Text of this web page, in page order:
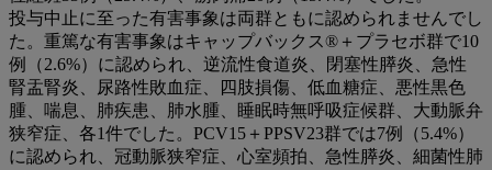
投与中止に至った有害事象は両群ともに認められませんでし
た。重篤な有害事象はキャップバックス®＋プラセボ群で10
例（2.6%）に認められ、逆流性食道炎、閉塞性膵炎、急性
腎盂腎炎、尿路性敗血症、四肢損傷、低血糖症、悪性黒色
腫、喘息、肺疾患、肺水腫、睡眠時無呼吸症候群、大動脈弁
狭窄症、各1件でした。PCV15＋PPSV23群では7例（5.4%）
に認められ、冠動脈狭窄症、心室頻拍、急性膵炎、細菌性肺